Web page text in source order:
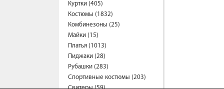
Куртки (405)
Костюмы (1832)
Комбинезоны (25)
Майки (15)
Платья (1013)
Пиджаки (28)
Рубашки (283)
Спортивные костюмы (203)